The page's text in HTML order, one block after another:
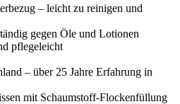
– leicht zu reinigen und
gegen Öle und Lotionen
pflegeleicht
– über 25 Jahre Erfahrung in
mit Schaumstoff-Flockenfüllung